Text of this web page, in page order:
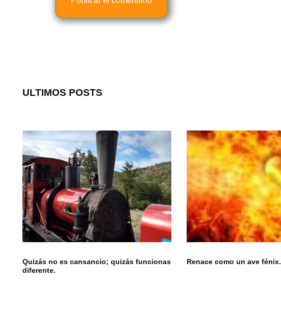
ULTIMOS POSTS
Quizás no es cansancio; quizás funcionas
diferente.
Renace como un ave fénix.